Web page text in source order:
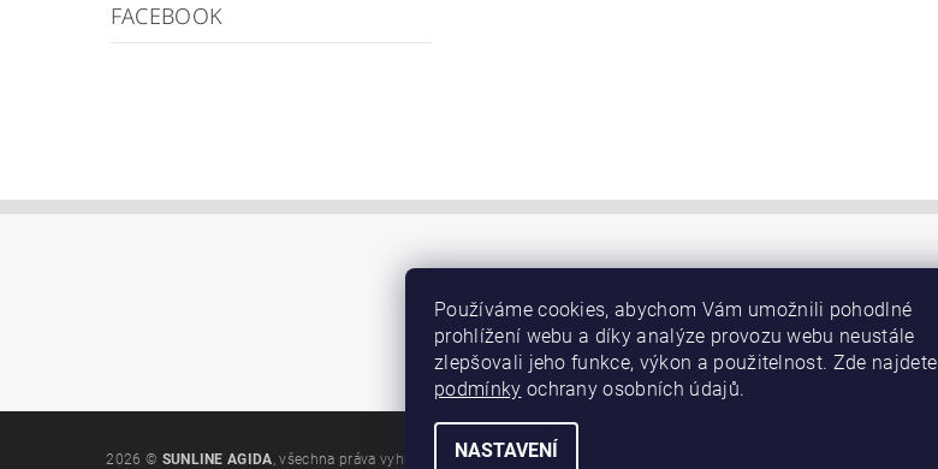
FACEBOOK
2026 © SUNLINE AGIDA, všechna práva vyhrazena
Používáme cookies, abychom Vám umožnili pohodlné
prohlížení webu a díky analýze provozu webu neustále
zlepšovali jeho funkce, výkon a použitelnost. Zde najdete
podmínky ochrany osobních údajů.
NASTAVENÍ